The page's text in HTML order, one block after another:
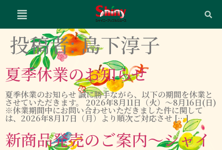
投稿者:島下淳子
夏季休業のお知らせ
夏季休業のお知らせ 誠に勝手ながら、以下の期間を休業と
させていただきます。 2026年8月11日（火）～8月16日(日)
※休業期間中にお問い合わせいただきました件に関して
は、2026年8月17日（月）より順次ご対応させ […]
新商品発売のご案内～シャイ